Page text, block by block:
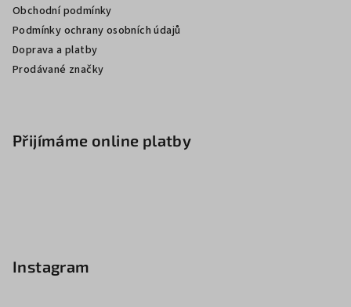
Obchodní podmínky
Podmínky ochrany osobních údajů
Doprava a platby
Prodávané značky
Přijímáme online platby
Instagram